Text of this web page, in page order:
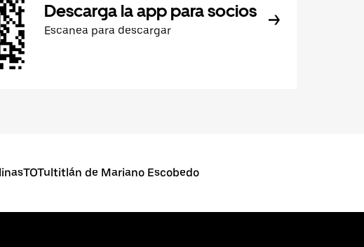
Descarga la app para socios
Escanea para descargar
de Mariano Escobedo